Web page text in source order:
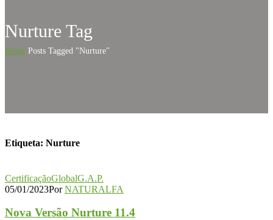
Nurture Tag
Home Posts Tagged "Nurture"
Etiqueta: Nurture
CertificaçãoGlobalG.A.P.
05/01/2023PorNATURALFA
Nova Versão Nurture 11.4